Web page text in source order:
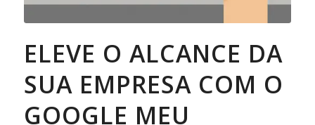
ELEVE O ALCANCE DA
SUA EMPRESA COM O
GOOGLE MEU